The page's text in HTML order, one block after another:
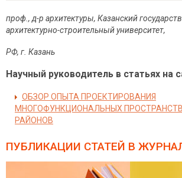
проф., д-р архитектуры, Казанский
архитектурно-строительный университет,
РФ, г. Казань
Научный руководитель в статьях на
ОБЗОР ОПЫТА ПРОЕКТИРОВАНИЯ
МНОГОФУНКЦИОНАЛЬНЫХ
РАЙОНОВ
ПУБЛИКАЦИИ СТАТЕЙ В